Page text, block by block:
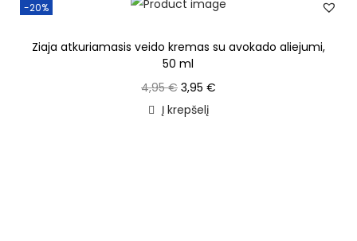
-20%
Ziaja atkuriamasis veido kremas su avokado aliejumi,
50 ml
4,95€ 3,95 €
Į krepšelį